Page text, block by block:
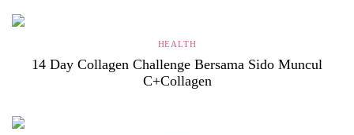
HEALTH
14 Day Collagen Challenge Bersama Sido Muncul
C+Collagen